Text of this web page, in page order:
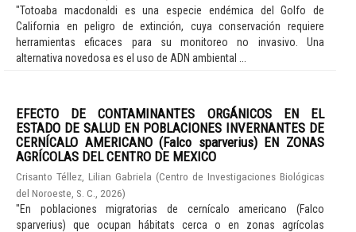
"Totoaba macdonaldi es una especie endémica del Golfo de
California en peligro de extinción, cuya conservación requiere
herramientas eficaces para su monitoreo no invasivo. Una
alternativa novedosa es el uso de ADN ambiental ...
EFECTO DE CONTAMINANTES ORGÁNICOS EN EL
ESTADO DE SALUD EN POBLACIONES INVERNANTES DE
CERNÍCALO AMERICANO (Falco sparverius) EN ZONAS
AGRÍCOLAS DEL CENTRO DE MEXICO
Crisanto Téllez, Lilian Gabriela (Centro de Investigaciones Biológicas
del Noroeste, S. C.
2026)
"En poblaciones migratorias de cernícalo americano (Falco
sparverius) que ocupan hábitats cerca o en zonas agrícolas